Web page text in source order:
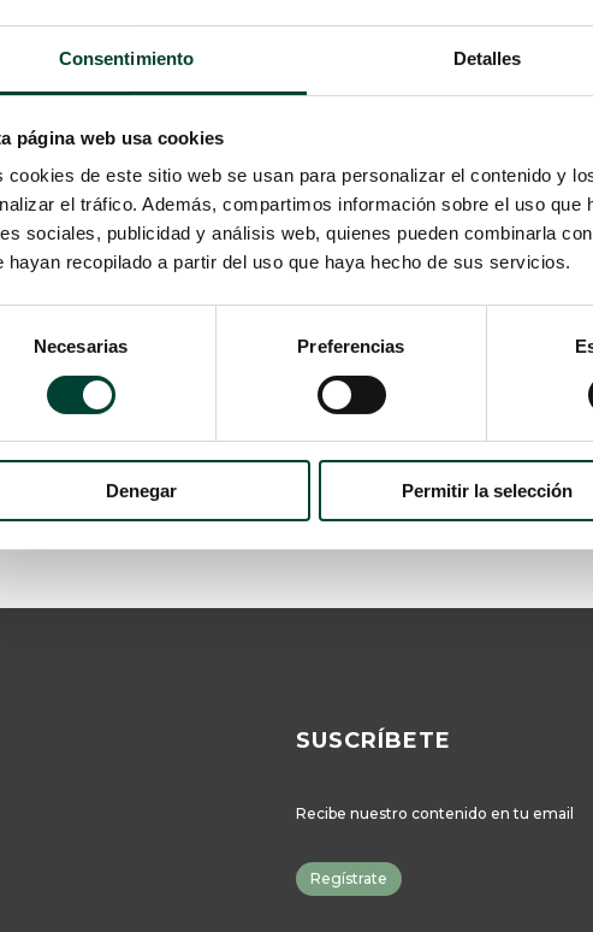
Consentimiento Detalles
página web usa cookies
cookies de este sitio web se usan para personalizar el contenido y
el tráfico. Además, compartimos información sobre el uso que
sociales, publicidad y análisis web, quienes pueden combinarla
hayan recopilado a partir del uso que haya hecho de sus servicios.
Necesarias Preferencias
Denegar Permitir la selección
EL
EN EL
| 21 Dic 2025
acceso vascular
ecografía,
de
manejo eficaz y sin
SUSCRÍBETE
Recibe nuestro contenido en tu email
Regístrate